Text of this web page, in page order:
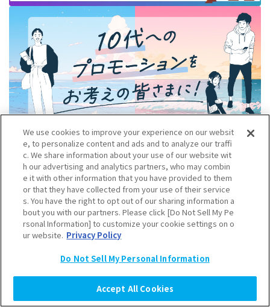
We use cookies to improve your experience on our websit
e, to personalize content and ads and to analyze our traffi
c. We share information about your use of our website wit
h our advertising and analytics partners, who may combin
e it with other information that you have provided to them
or that they have collected from your use of their service
s. You have the right to opt out of our sharing information a
bout you with our partners. Please click [Do Not Sell My Pe
rsonal Information] to customize your cookie settings on o
ur website. Privacy Policy
Do Not Sell My Personal Information
Accept All Cookies